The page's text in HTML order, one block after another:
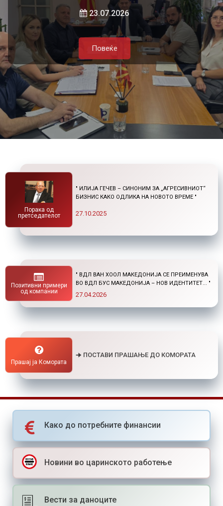
Повеќе
и нетарифните бариери
21.07.2026
Повеќе
Повеќе
Повеќе
Порака од
претседателот
" ИЛИЈА ГЕЧЕВ – СИНОНИМ ЗА „АГРЕСИВНИОТ“
БИЗНИС КАКО ОДЛИКА НА НОВОТО ВРЕМЕ "
27.10.2025
Позитивни примери
од компании
ПОСТДИПЛОМСКИ СТУДИИ ДОМА И ВО
СТРАНСТВО "
01.04.2026
Прашај ја Комората
🠊 ПОСТАВИ ПРАШАЊЕ ДО КОМОРАТА
Како до потребните финансии
Новини во царинското работење
Вести за даноците